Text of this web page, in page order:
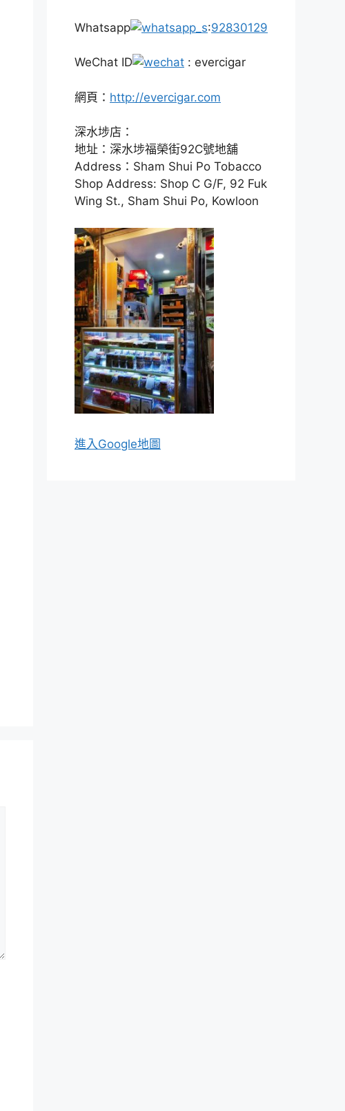
Whatsapp :92830129
WeChat ID : evercigar
網頁： http://evercigar.com
深水埗店：
地址：深水埗福榮街92C號地舖
Address：Sham Shui Po Tobacco
Shop Address: Shop C G/F, 92 Fuk
Wing St., Sham Shui Po, Kowloon
進入Google地圖